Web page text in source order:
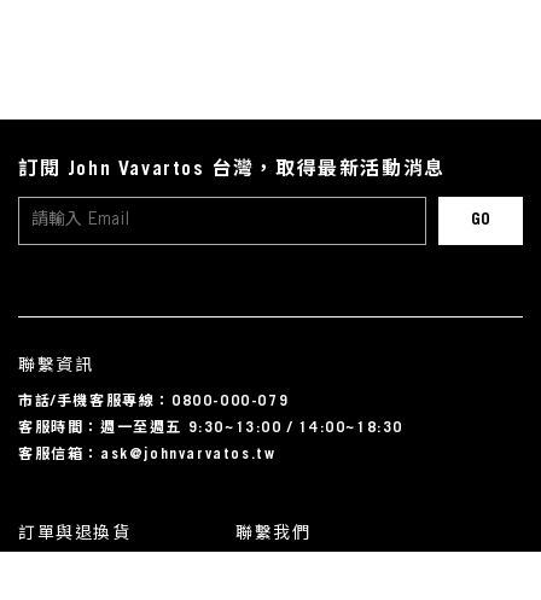
訂單與退換貨 聯繫我們
聯繫資訊
市話/手機客服專線：0800-000-079
客服時間：週一至週五 9:30~13:00 / 14:00~18:30
客服信箱：ask@johnvarvatos.tw
訂閱 John Vavartos 台灣，取得最新活動消息